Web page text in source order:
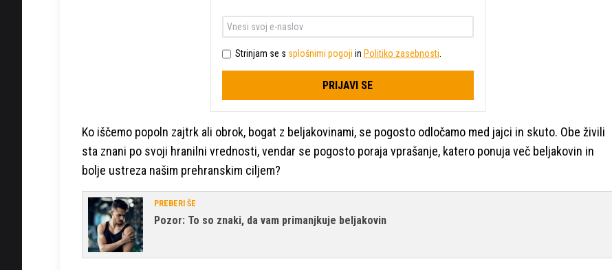
Strinjam se s splošnimi pogoji in Politiko zasebnosti
PRIJAVI SE
Ko iščemo popoln zajtrk ali obrok, bogat z beljakovinami, se pogosto odločamo med jajci in skuto. Obe živili
sta znani po svoji hranilni vrednosti, vendar se pogosto poraja vprašanje, katero ponuja več beljakovin in
bolje ustreza našim prehranskim ciljem?
PREBERI ŠE
Pozor: To so znaki, da vam primanjkuje beljakovin